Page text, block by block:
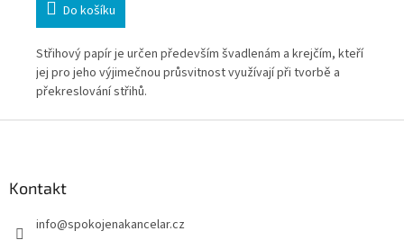
Do košíku
Střihový papír je určen především švadlenám a krejčím, kteří
jej pro jeho výjimečnou průsvitnost využívají při tvorbě a
překreslování střihů.
Kontakt
info@spokojenakancelar.cz